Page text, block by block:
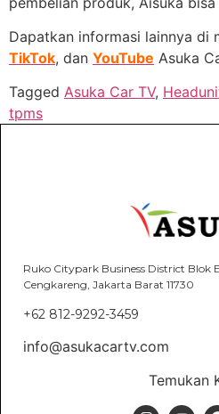
Dapatkan informasi lainnya di
TikTok, dan YouTube Asuka
Tagged Asuka Car TV,
tpms
Ruko Citypark Business District Blok
Cengkareng, Jakarta Barat 11730
+62 812-9292-3459
info@asukacartv.com
Temukan